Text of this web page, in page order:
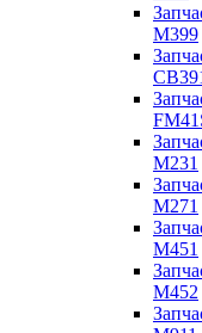
M399
M231
M271
M451
M452